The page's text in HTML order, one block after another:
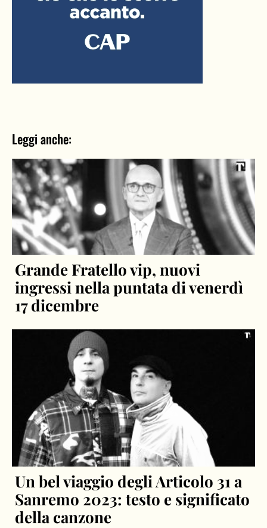
Leggi anche:
Grande Fratello vip, nuovi
ingressi nella puntata di venerdì
17 dicembre
Un bel viaggio degli Articolo 31 a
Sanremo 2023: testo e significato
della canzone